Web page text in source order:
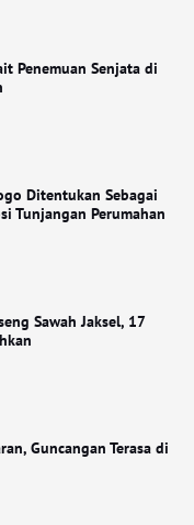
Penemuan Senjata di
Ditentukan Sebagai
Tunjangan Perumahan
Sawah Jaksel, 17
Guncangan Terasa di